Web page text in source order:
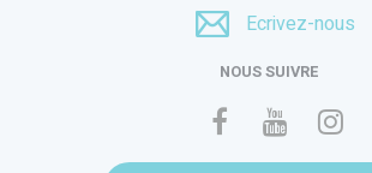
Ecrivez-nous
NOUS SUIVRE